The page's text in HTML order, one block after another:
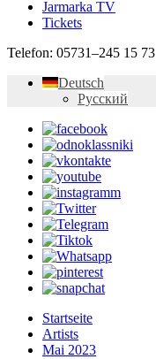
Jarmarka TV
Tickets
Telefon: 05731–245 15 73
Deutsch
Русский
Startseite
Artists
Mai 2023